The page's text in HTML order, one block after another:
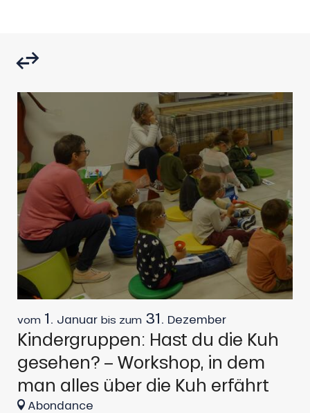
vom 1. Januar bis zum 31. Dezember
Kindergruppen: Hast du die Kuh
gesehen? – Workshop, in dem
man alles über die Kuh erfährt
Abondance